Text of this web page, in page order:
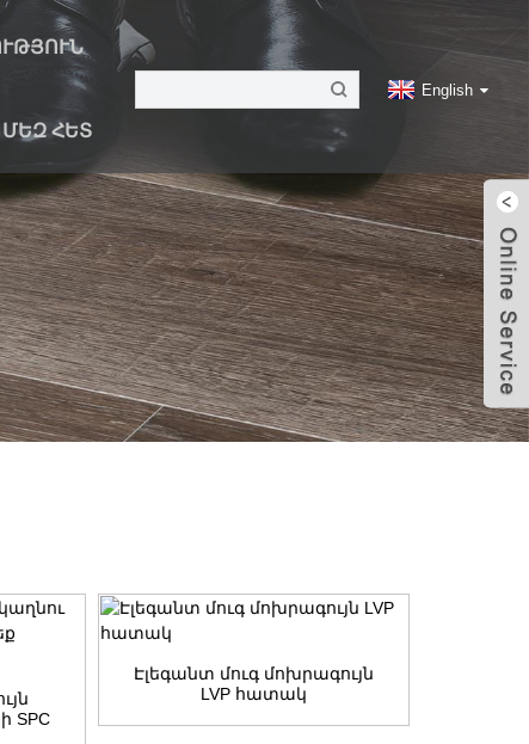
ՀԵՏ
English
SPC
Էլեգանտ մուգ մոխրագույն
LVP հատակ